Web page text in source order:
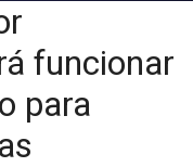
funcionar
para